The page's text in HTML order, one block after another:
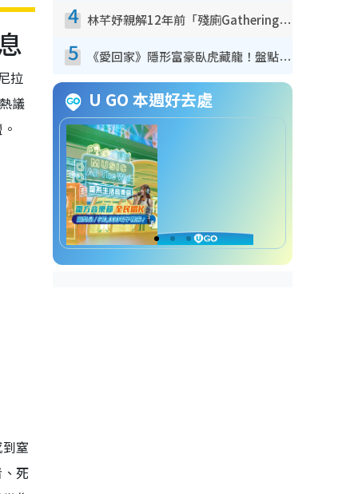
拉
議
窒
死
4 林芊妤親解12年前「殘廁Gathering」真相！高層解約一句話重創尊嚴至今拒返TVB
5 《愛回家》隱形富豪臥虎藏龍！盤點12位財氣逼人的有錢藝人：呢位靚女3億身家唔憂做
U GO 本週好去處